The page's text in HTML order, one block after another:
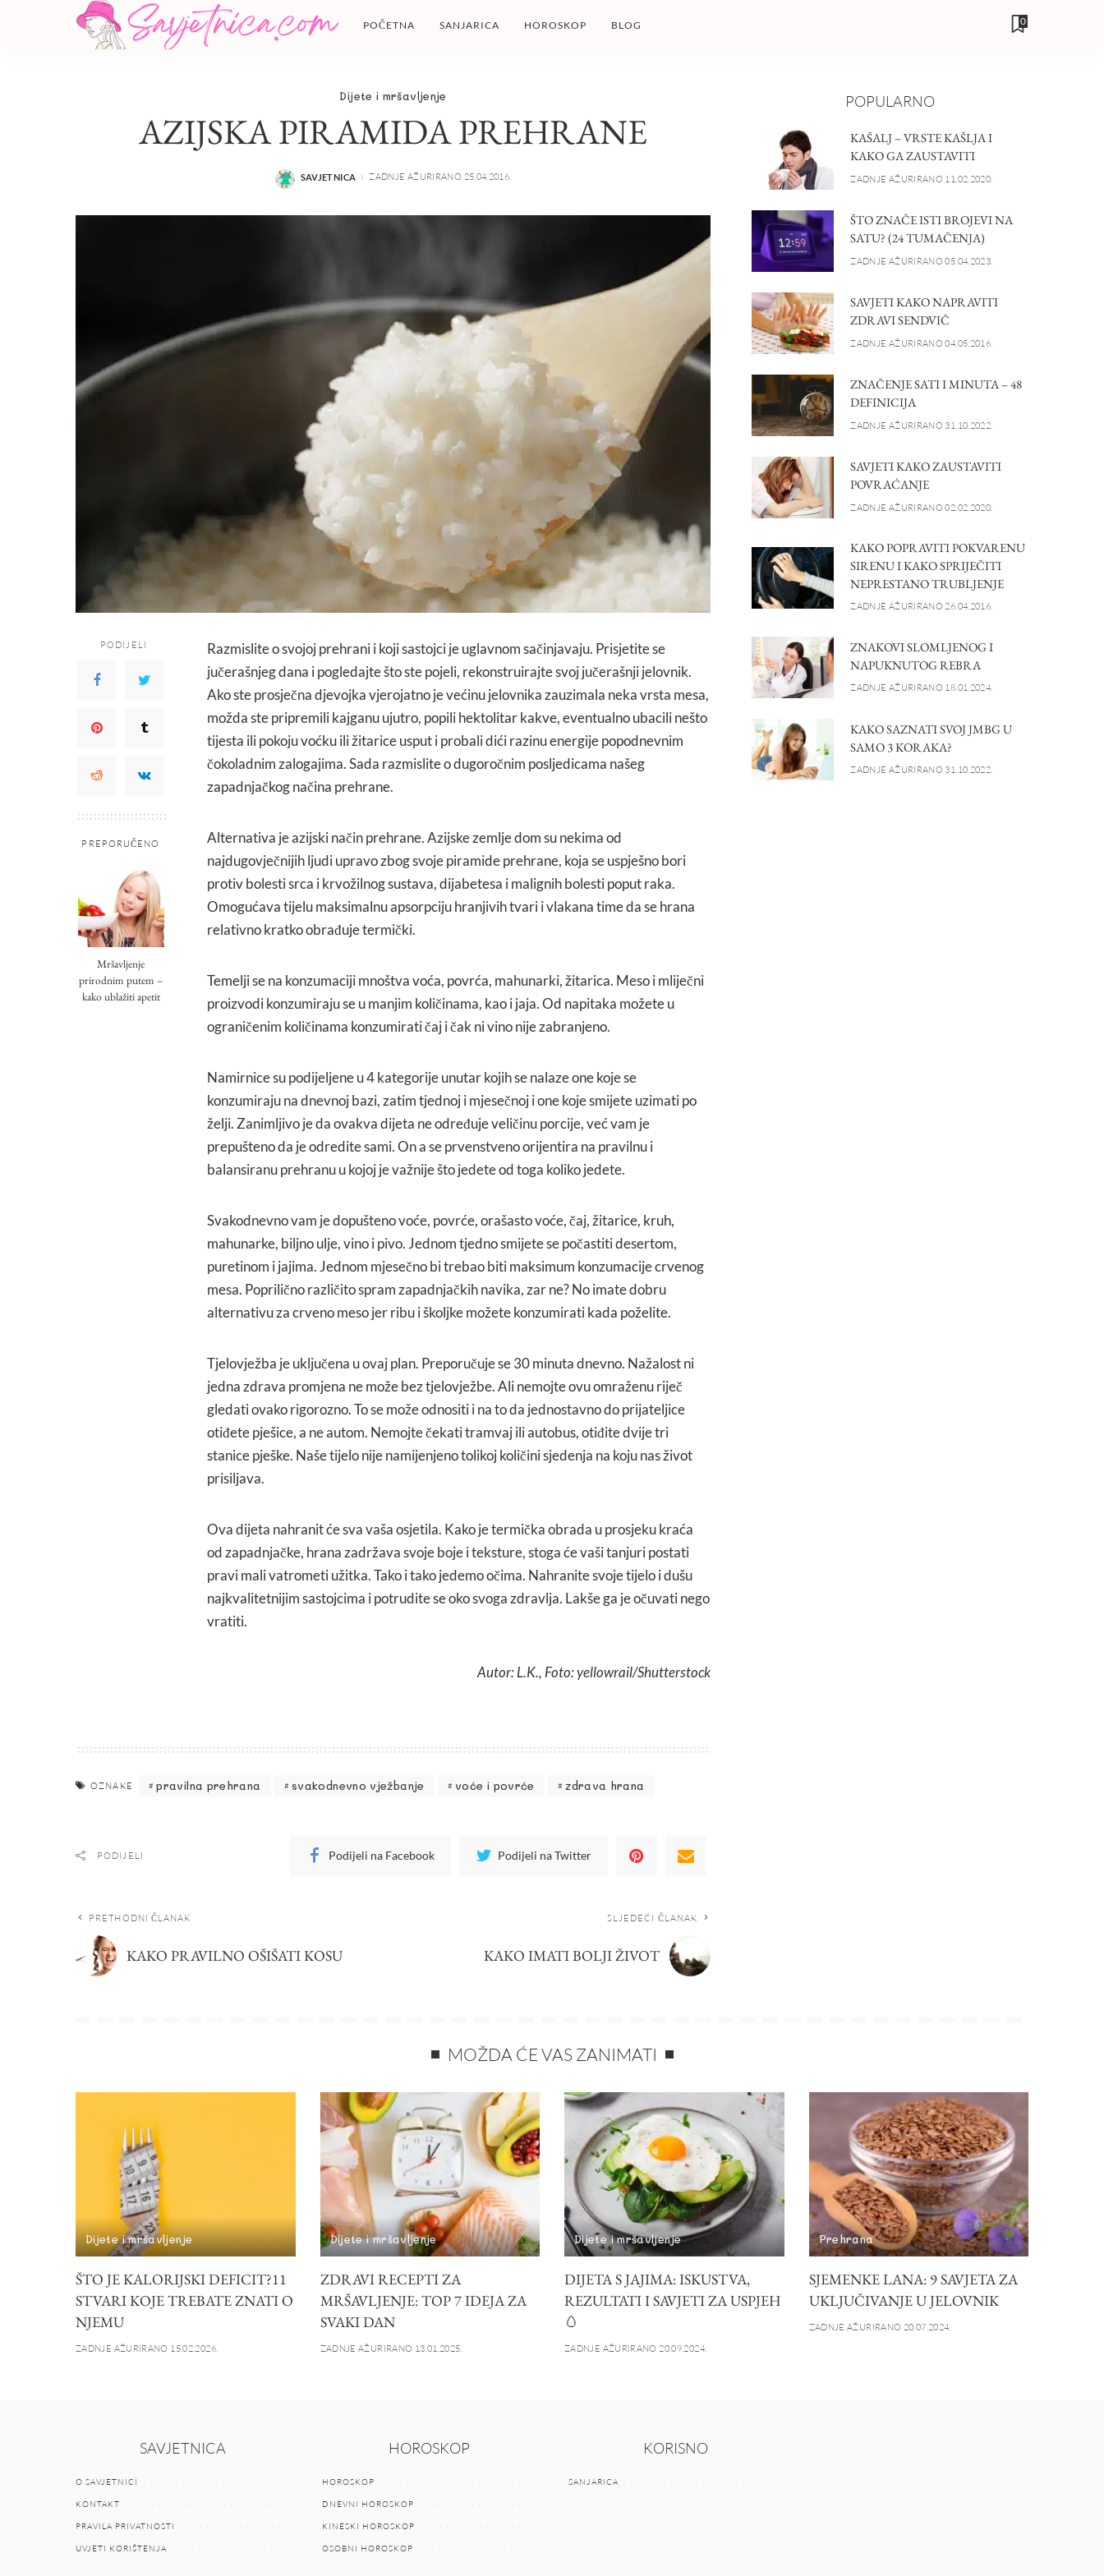
POČETNA SANJARICA HOROSKOP BLOG 0
Dijete i mršavljenje
AZIJSKA PIRAMIDA PREHRANE
POSTED
SAVJETNICA ZADNJE AŽURIRANO 25.04.2016.
PODIJELI
PREPORUČENO
Mršavljenje
prirodnim putem –
kako ublažiti apetit
Razmislite o svojoj prehrani i koji sastojci je uglavnom sačinjavaju. Prisjetite se
jučerašnjeg dana i pogledajte što ste pojeli, rekonstruirajte svoj jučerašnji jelovnik.
Ako ste prosječna djevojka vjerojatno je većinu jelovnika zauzimala neka vrsta mesa,
možda ste pripremili kajganu ujutro, popili hektolitar kakve, eventualno ubacili nešto
tijesta ili pokoju voćku ili žitarice usput i probali dići razinu energije popodnevnim
čokoladnim zalogajima. Sada razmislite o dugoročnim posljedicama našeg
zapadnjačkog načina prehrane.
Alternativa je azijski način prehrane. Azijske zemlje dom su nekima od
najdugovječnijih ljudi upravo zbog svoje piramide prehrane, koja se uspješno bori
protiv bolesti srca i krvožilnog sustava, dijabetesa i malignih bolesti poput raka.
Omogućava tijelu maksimalnu apsorpciju hranjivih tvari i vlakana time da se hrana
relativno kratko obrađuje termički.
Temelji se na konzumaciji mnoštva voća, povrća, mahunarki, žitarica. Meso i mliječni
proizvodi konzumiraju se u manjim količinama, kao i jaja. Od napitaka možete u
ograničenim količinama konzumirati čaj i čak ni vino nije zabranjeno.
Namirnice su podijeljene u 4 kategorije unutar kojih se nalaze one koje se
konzumiraju na dnevnoj bazi, zatim tjednoj i mjesečnoj i one koje smijete uzimati po
želji. Zanimljivo je da ovakva dijeta ne određuje veličinu porcije, već vam je
prepušteno da je odredite sami. On a se prvenstveno orijentira na pravilnu i
balansiranu prehranu u kojoj je važnije što jedete od toga koliko jedete.
Svakodnevno vam je dopušteno voće, povrće, orašasto voće, čaj, žitarice, kruh,
mahunarke, biljno ulje, vino i pivo. Jednom tjedno smijete se počastiti desertom,
puretinom i jajima. Jednom mjesečno bi trebao biti maksimum konzumacije crvenog
mesa. Poprilično različito spram zapadnjačkih navika, zar ne? No imate dobru
alternativu za crveno meso jer ribu i školjke možete konzumirati kada poželite.
Tjelovježba je uključena u ovaj plan. Preporučuje se 30 minuta dnevno. Nažalost ni
jedna zdrava promjena ne može bez tjelovježbe. Ali nemojte ovu omraženu riječ
gledati ovako rigorozno. To se može odnositi i na to da jednostavno do prijateljice
otiđete pješice, a ne autom. Nemojte čekati tramvaj ili autobus, otiđite dvije tri
stanice pješke. Naše tijelo nije namijenjeno tolikoj količini sjedenja na koju nas život
prisiljava.
Ova dijeta nahranit će sva vaša osjetila. Kako je termička obrada u prosjeku kraća
od zapadnjačke, hrana zadržava svoje boje i teksture, stoga će vaši tanjuri postati
pravi mali vatrometi užitka. Tako i tako jedemo očima. Nahranite svoje tijelo i dušu
najkvalitetnijim sastojcima i potrudite se oko svoga zdravlja. Lakše ga je očuvati nego
vratiti.
Autor: L.K., Foto: yellowrail/Shutterstock
OZNAKE pravilna prehrana svakodnevno vježbanje voće i povrće zdrava hrana
PODIJELI Podijeli na Facebook Podijeli na Twitter
PRETHODNI ČLANAK
KAKO PRAVILNO OŠIŠATI KOSU
SLJEDEĆI ČLANAK
KAKO IMATI BOLJI ŽIVOT
POPULARNO
KAŠALJ – VRSTE KAŠLJA I
KAKO GA ZAUSTAVITI
ZADNJE AŽURIRANO 11.02.2020.
ŠTO ZNAČE ISTI BROJEVI NA
SATU? (24 TUMAČENJA)
ZADNJE AŽURIRANO 05.04.2023.
SAVJETI KAKO NAPRAVITI
ZDRAVI SENDVIČ
ZADNJE AŽURIRANO 04.05.2016.
ZNAČENJE SATI I MINUTA – 48
DEFINICIJA
ZADNJE AŽURIRANO 31.10.2022.
SAVJETI KAKO ZAUSTAVITI
POVRAĆANJE
ZADNJE AŽURIRANO 02.02.2020.
KAKO POPRAVITI POKVARENU
SIRENU I KAKO SPRIJEČITI
NEPRESTANO TRUBLJENJE
ZADNJE AŽURIRANO 26.04.2016.
ZNAKOVI SLOMLJENOG I
NAPUKNUTOG REBRA
ZADNJE AŽURIRANO 18.01.2024.
KAKO SAZNATI SVOJ JMBG U
SAMO 3 KORAKA?
ZADNJE AŽURIRANO 31.10.2022.
MOŽDA ĆE VAS ZANIMATI
Dijete i mršavljenje
ŠTO JE KALORIJSKI DEFICIT?11
STVARI KOJE TREBATE ZNATI O
NJEMU
ZADNJE AŽURIRANO 15.02.2026.
Dijete i mršavljenje
ZDRAVI RECEPTI ZA
MRŠAVLJENJE: TOP 7 IDEJA ZA
SVAKI DAN
ZADNJE AŽURIRANO 13.01.2025.
Dijete i mršavljenje
DIJETA S JAJIMA: ISKUSTVA,
REZULTATI I SAVJETI ZA USPJEH
🥚
ZADNJE AŽURIRANO 20.09.2024.
Prehrana
SJEMENKE LANA: 9 SAVJETA ZA
UKLJUČIVANJE U JELOVNIK
ZADNJE AŽURIRANO 20.07.2024.
SAVJETNICA
O SAVJETNICI
KONTAKT
PRAVILA PRIVATNOSTI
UVJETI KORIŠTENJA
HOROSKOP
HOROSKOP
DNEVNI HOROSKOP
KINESKI HOROSKOP
OSOBNI HOROSKOP
KORISNO
SANJARICA